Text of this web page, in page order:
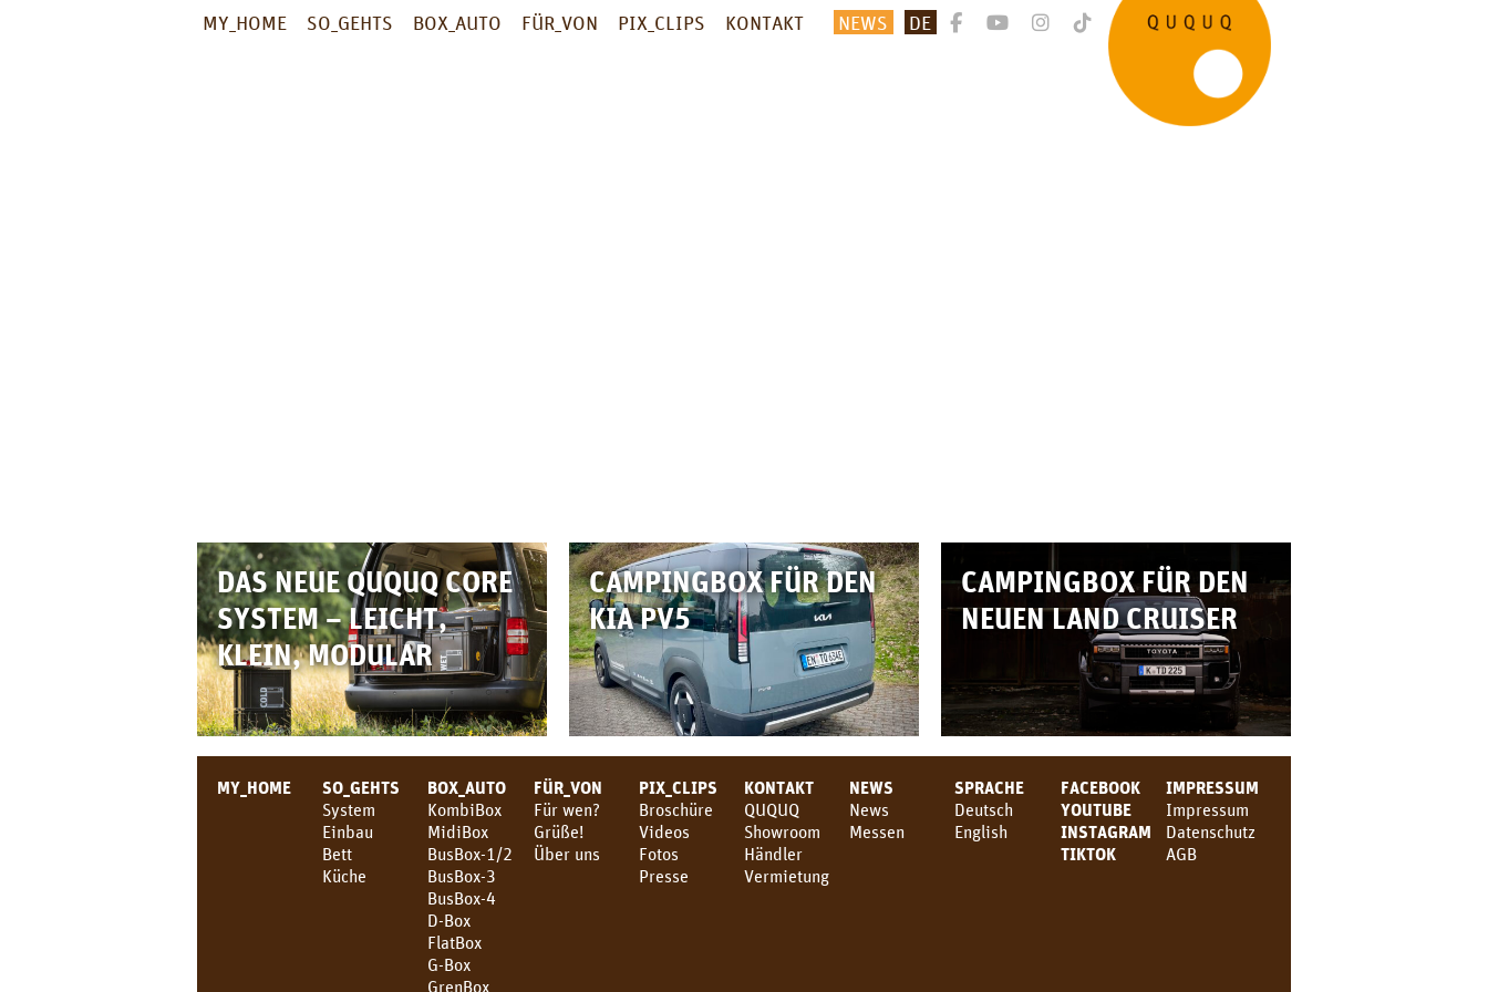
MY_HOME SO_GEHTS BOX_AUTO FÜR_VON PIX_CLIPS KONTAKT NEWS DE
DAS NEUE QUQUQ CORE
SYSTEM – LEICHT,
KLEIN, MODULAR
CAMPINGBOX FÜR DEN
KIA PV5
CAMPINGBOX FÜR DEN
NEUEN LAND CRUISER
MY_HOME
SO_GEHTS
System
Einbau
Bett
Küche
BOX_AUTO
KombiBox
MidiBox
BusBox-1/2
BusBox-3
BusBox-4
D-Box
FlatBox
G-Box
GrenBox
FÜR_VON
Für wen?
Grüße!
Über uns
PIX_CLIPS
Broschüre
Videos
Fotos
Presse
KONTAKT
QUQUQ
Showroom
Händler
Vermietung
NEWS
News
Messen
SPRACHE
Deutsch
English
FACEBOOK
YOUTUBE
INSTAGRAM
TIKTOK
IMPRESSUM
Impressum
Datenschutz
AGB